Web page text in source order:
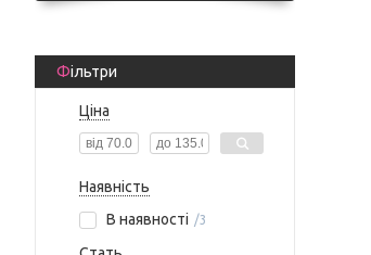
Фільтри
Ціна
Наявність
В наявності
3